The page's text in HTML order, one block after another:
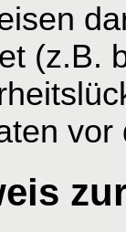
(z.B.
vor